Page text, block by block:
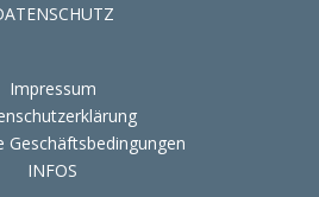
Impressum
Geschäftsbedingungen
INFOS